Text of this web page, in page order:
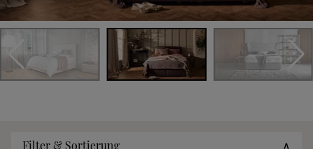
Filter & Sortierung
∧